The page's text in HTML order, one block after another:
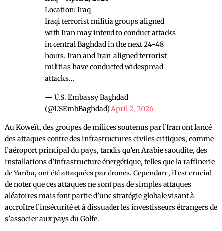
Location: Iraq
Iraqi terrorist militia groups aligned
with Iran may intend to conduct attacks
in central Baghdad in the next 24-48
hours. Iran and Iran-aligned terrorist
militias have conducted widespread
attacks…
— U.S. Embassy Baghdad
(@USEmbBaghdad) April 2, 2026
Au Koweït, des groupes de milices soutenus par l’Iran ont lancé
des attaques contre des infrastructures civiles critiques, comme
l’aéroport principal du pays, tandis qu’en Arabie saoudite, des
installations d’infrastructure énergétique, telles que la raffinerie
de Yanbu, ont été attaquées par drones. Cependant, il est crucial
de noter que ces attaques ne sont pas de simples attaques
aléatoires mais font partie d’une stratégie globale visant à
accroître l’insécurité et à dissuader les investisseurs étrangers de
s’associer aux pays du Golfe.